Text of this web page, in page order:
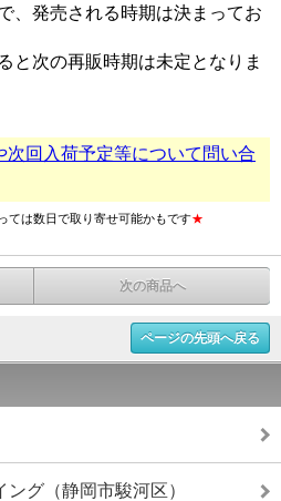
、発売される時期は決まってお
と次の再販時期は未定となりま
次回入荷予定等について問い合
ては数日で取り寄せ可能かもです★
次の商品へ
ページの先頭へ戻る
グ（静岡市駿河区）